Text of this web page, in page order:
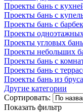
Проекты бань с
Проекты бань с
Проекты бань с
Проекты
Проекты угловых бань
Проекты небольших
Проекты бань с
Проекты бань с
Проекты бань из
Другие категории
Сортировать:
Показать фильтр